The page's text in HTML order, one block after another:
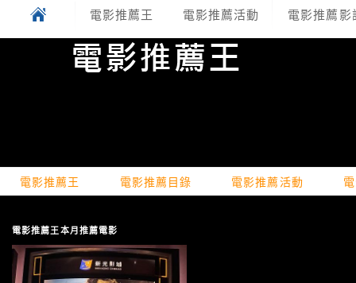
電影推薦王 電影推薦活動 電影推薦影
電影推薦王 電影推薦目錄 電影推薦活動
電影推薦王本月推薦電影